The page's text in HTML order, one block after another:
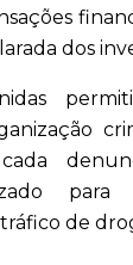
dos
para
de